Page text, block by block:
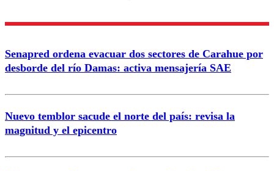
Enviar comentario
Senapred ordena evacuar dos sectores de Carahue por
desborde del río Damas: activa mensajería SAE
Nuevo temblor sacude el norte del país: revisa la
magnitud y el epicentro